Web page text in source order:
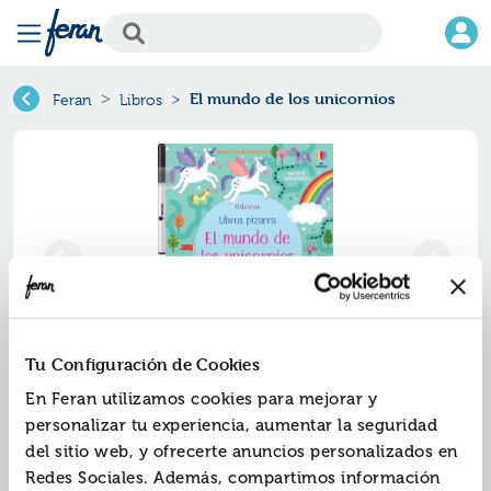
Tu Configuración de Cookies
En Feran utilizamos cookies para mejorar y
personalizar tu experiencia, aumentar la seguridad
del sitio web, y ofrecerte anuncios personalizados en
Redes Sociales. Además, compartimos información
Feran Libros El mundo de los unicornios
El mundo de los unicornios
Ref.ZUS-1316293
ISBN:9781801316293